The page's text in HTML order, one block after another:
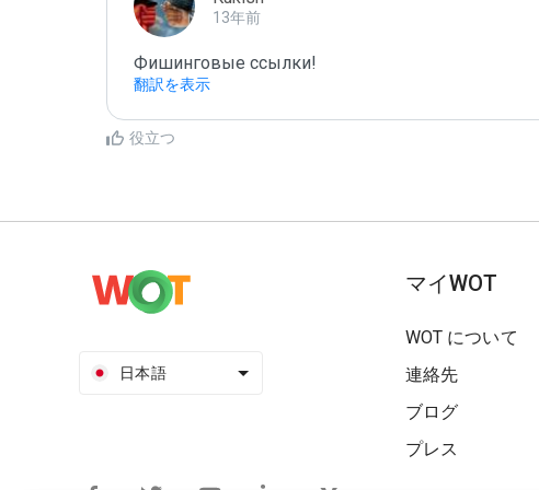
13年前
Фишинговые ссылки!
翻訳を表示
役立つ
日本語
マイWOT
WOT について
連絡先
ブログ
プレス